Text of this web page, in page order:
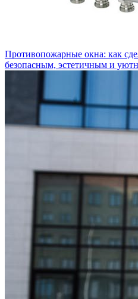
Противопожарные окна: как
безопасным, эстетичным и